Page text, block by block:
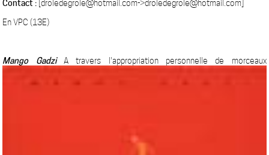
Contact : [droledegrole@hotmail.com->droledegrole@hotmail.com]
En VPC (13E)
Mango Gadzi A travers l'appropriation personnelle de morceaux